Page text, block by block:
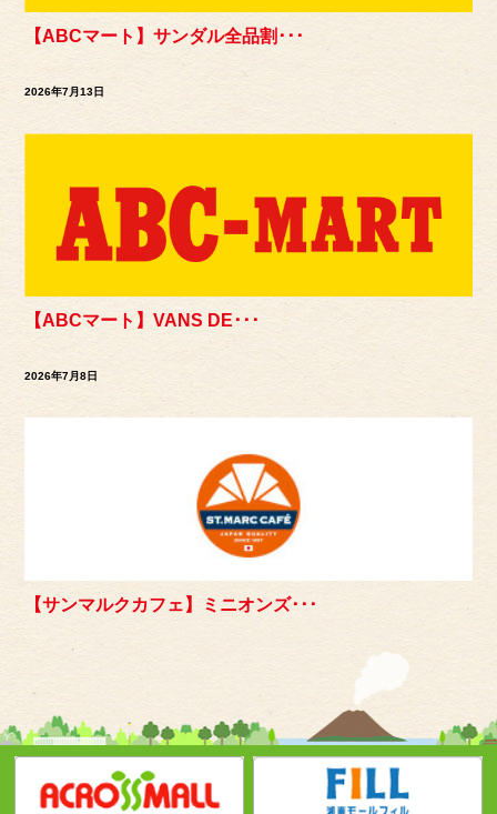
【ABCマート】サンダル全品割･･･
2026年7月13日
【ABCマート】VANS DE･･･
2026年7月8日
【サンマルクカフェ】ミニオンズ･･･